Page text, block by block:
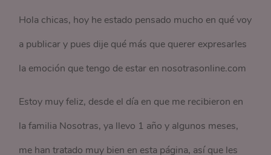
Hola chicas, hoy he estado pensado mucho en qué voy
a publicar y pues dije qué más que querer expresarles
la emoción que tengo de estar en nosotrasonline.com
Estoy muy feliz, desde el día en que me recibieron en
la familia Nosotras, ya llevo 1 año y algunos meses,
me han tratado muy bien en esta página, así que les